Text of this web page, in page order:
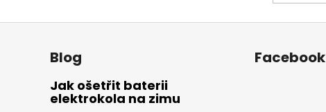
Blog
Jak ošetřit baterii
elektrokola na zimu
Facebook